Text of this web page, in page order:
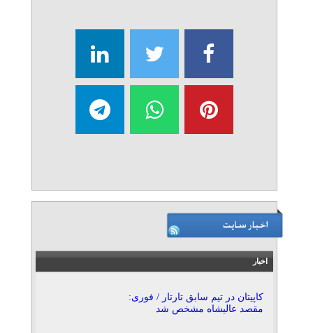
اخبار
کاپیتان در تیم سابق تارتار / فوری:
مقصد عالیشاه مشخص شد